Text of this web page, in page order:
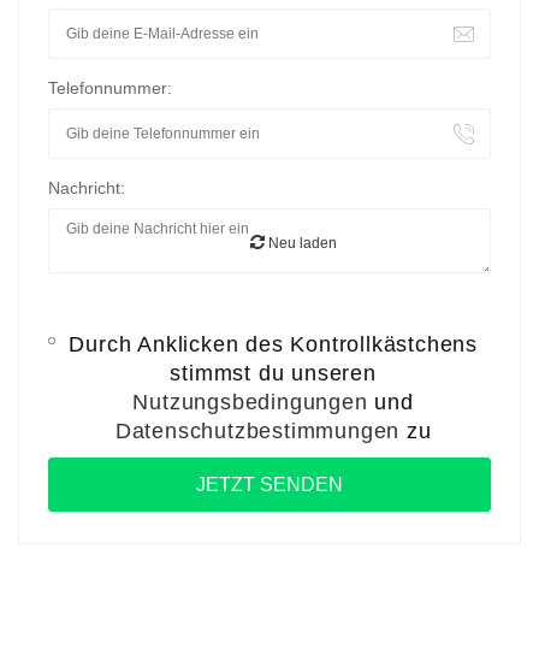
Telefonnummer:
Nachricht:
Neu laden
Durch Anklicken des Kontrollkästchens
stimmst du unseren
Nutzungsbedingungen und
Datenschutzbestimmungen zu